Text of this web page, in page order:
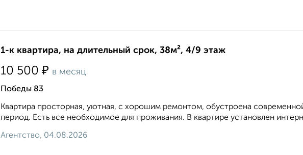
1-к квартира, на длительный срок, 38м², 4/9 этаж
10 500 ₽ в месяц
Победы 83
Квартира просторная, уютная, с хорошим ремонтом, обустроена
период. Есть все необходимое для проживания. В квартире установлен
Агентство, 04.08.2026